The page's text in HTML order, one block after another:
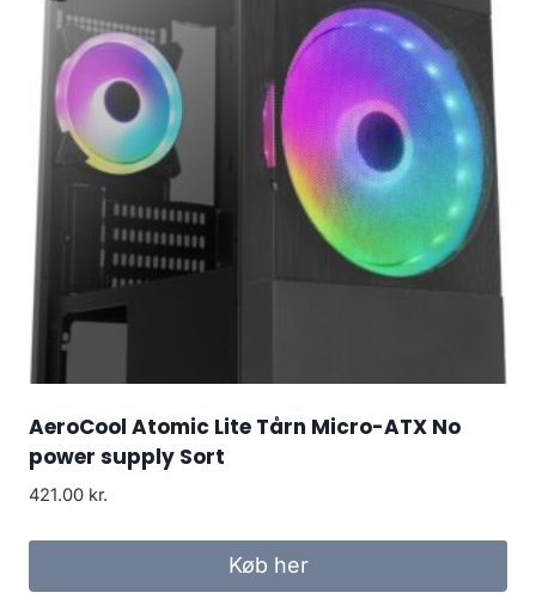
AeroCool Atomic Lite Tårn Micro-ATX No
power supply Sort
421.00 kr.
Køb her